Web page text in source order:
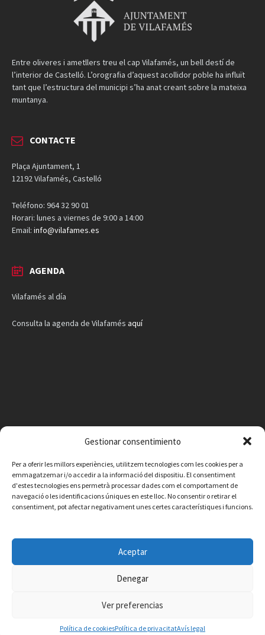
Gestionar consentimiento
Per a oferir les millors experiències, utilitzem tecnologies com les cookies per a
emmagatzemar i/o accedir a la informació del dispositiu. El consentiment
d'estes tecnologies ens permetrà processar dades com el comportament de
navegació o les identificacions úniques en este lloc. No consentir o retirar el
consentiment, pot afectar negativament unes certes característiques i funcions.
Aceptar
Denegar
Ver preferencias
Política de cookiesPolítica de privacitatAvís legal
Entre oliveres i ametllers treu el cap Vilafamés, un bell destí de
l’interior de Castelló. L’orografia d’aquest acollidor poble ha influït
tant que l’estructura del municipi s’ha anat creant sobre la mateixa
muntanya.
CONTACTE
Plaça Ajuntament, 1
12192 Vilafamés, Castelló
Teléfono: 964 32 90 01
Horari: lunes a viernes de 9:00 a 14:00
Email: info@vilafames.es
AGENDA
Vilafamés al día
Consulta la agenda de Vilafamés aquí
Política de privacitat
© 2026 Ajuntament de Vilafamés - Desarrollada por